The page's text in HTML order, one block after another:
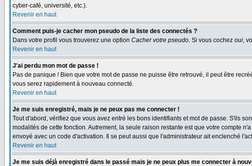
cyber-café, université, etc.).
Revenir en haut
Comment puis-je cacher mon pseudo de la liste des connectés ?
Dans votre profil vous trouverez une option Cacher votre pseudo. Si vous cochez oui,
Revenir en haut
J'ai perdu mon mot de passe !
Pas de panique ! Bien que votre mot de passe ne puisse être retrouvé, il peut être
vous serez rapidement à nouveau connecté.
Revenir en haut
Je me suis enregistré, mais je ne peux pas me connecter !
Tout d'abord, vérifiez que vous avez entré les bons identifiants et mot de passe. S'ils
modalités de cette fonction. Autrement, la seule raison restante est que votre compte
envoyé avec un code d'activation. Il se peut aussi que l'administrateur ait enclenché
Revenir en haut
Je me suis déjà enregistré dans le passé mais je ne peux plus me connecter à